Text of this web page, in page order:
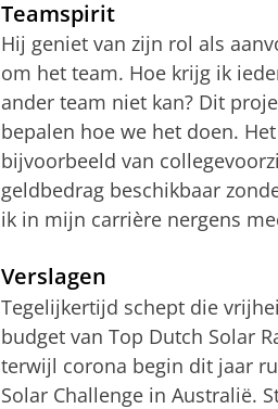
Teamspirit
Hij geniet van zijn rol als
om het team. Hoe krijg ik
ander team niet kan? Dit
bepalen hoe we het doen.
bijvoorbeeld van
geldbedrag beschikbaar
ik in mijn carrière nergens
Verslagen
Tegelijkertijd schept die
budget van Top Dutch Solar
terwijl corona begin dit jaar
Solar Challenge in Australië.